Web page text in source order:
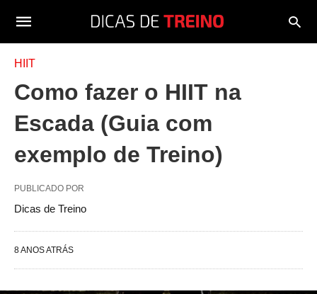
HIIT
Como fazer o HIIT na
Escada (Guia com
exemplo de Treino)
PUBLICADO POR
Dicas de Treino
8 ANOS ATRÁS